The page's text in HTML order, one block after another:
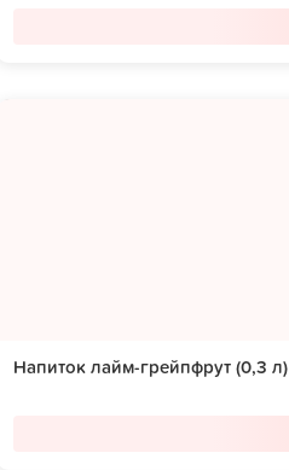
Напиток лайм-грейпфрут (0,3 л)